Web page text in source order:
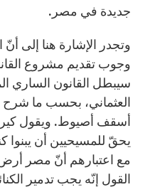
جديدة في مصر.
وتجدر الإشارة هنا إلى
وجوب تقديم مشروع
سيبطل القانون الساري
العثماني، بحسب ما شرح
أسقف أصيوط. ويقول
يحقّ للمسيحيين أن
مع اعتبارهم أنّ مصر أرض
القول إنّه يجب تدمير